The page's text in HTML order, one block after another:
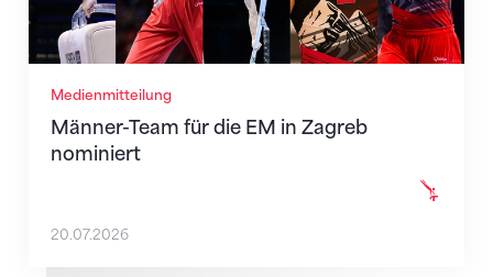
Medienmitteilung
Männer-Team für die EM in Zagreb
nominiert
20.07.2026